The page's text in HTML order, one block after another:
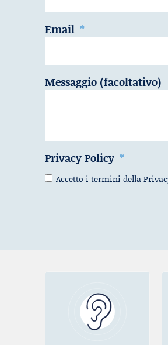
Email
Messaggio (facoltativo)
Privacy Policy
Accetto i termini della